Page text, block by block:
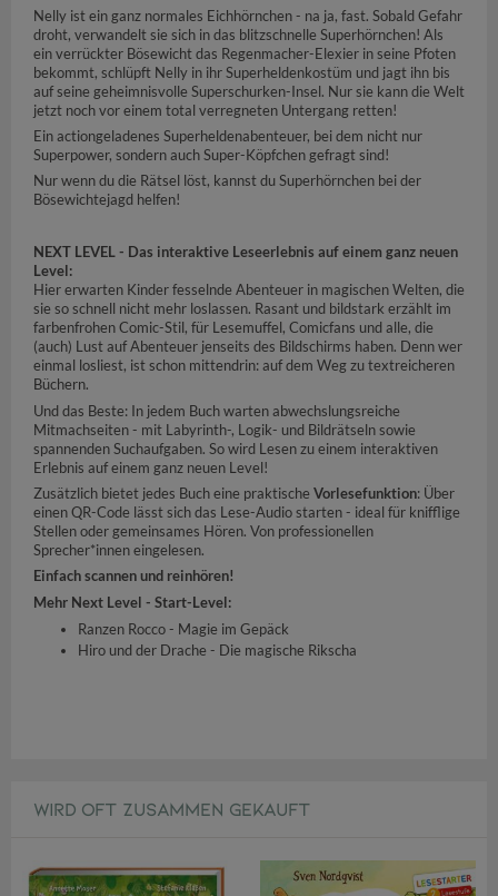
Nelly ist ein ganz normales Eichhörnchen - na ja, fast. Sobald Gefahr
droht, verwandelt sie sich in das blitzschnelle Superhörnchen! Als
ein verrückter Bösewicht das Regenmacher-Elexier in seine Pfoten
bekommt, schlüpft Nelly in ihr Superheldenkostüm und jagt ihn bis
auf seine geheimnisvolle Superschurken-Insel. Nur sie kann die Welt
jetzt noch vor einem total verregneten Untergang retten!
Ein actiongeladenes Superheldenabenteuer, bei dem nicht nur
Superpower, sondern auch Super-Köpfchen gefragt sind!
Nur wenn du die Rätsel löst, kannst du Superhörnchen bei der
Bösewichtejagd helfen!
NEXT LEVEL - Das interaktive Leseerlebnis auf einem ganz neuen
Level:
Hier erwarten Kinder fesselnde Abenteuer in magischen Welten, die
sie so schnell nicht mehr loslassen. Rasant und bildstark erzählt im
farbenfrohen Comic-Stil, für Lesemuffel, Comicfans und alle, die
(auch) Lust auf Abenteuer jenseits des Bildschirms haben. Denn wer
einmal losliest, ist schon mittendrin: auf dem Weg zu textreicheren
Büchern.
Und das Beste: In jedem Buch warten abwechslungsreiche
Mitmachseiten - mit Labyrinth-, Logik- und Bildrätseln sowie
spannenden Suchaufgaben. So wird Lesen zu einem interaktiven
Erlebnis auf einem ganz neuen Level!
Zusätzlich bietet jedes Buch eine praktische Vorlesefunktion: Über
einen QR-Code lässt sich das Lese-Audio starten - ideal für knifflige
Stellen oder gemeinsames Hören. Von professionellen
Sprecher*innen eingelesen.
Einfach scannen und reinhören!
Mehr Next Level - Start-Level:
Ranzen Rocco - Magie im Gepäck
Hiro und der Drache - Die magische Rikscha
WIRD OFT ZUSAMMEN GEKAUFT